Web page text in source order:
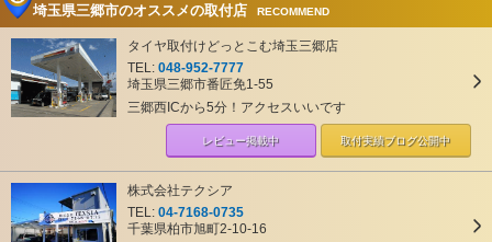
埼玉県三郷市のオススメの取付店 RECOMMEND
タイヤ取付けどっとこむ埼玉三郷店
TEL: 048-952-7777
埼玉県三郷市番匠免1-55
三郷西ICから5分！アクセスいいです
レビュー掲載中 取付実績ブログ公開中
株式会社テクシア
TEL: 04-7168-0735
千葉県柏市旭町2-10-16